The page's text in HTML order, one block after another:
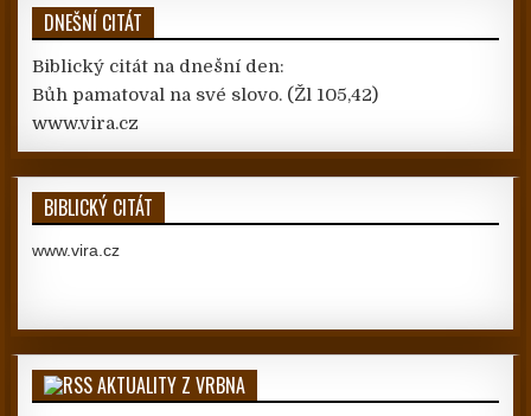
DNEŠNÍ CITÁT
Biblický citát na dnešní den:
Bůh pamatoval na své slovo. (Žl 105,42)
www.vira.cz
BIBLICKÝ CITÁT
www.vira.cz
AKTUALITY Z VRBNA